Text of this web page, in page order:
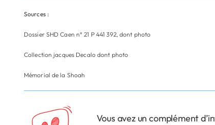
Sources :
Dossier SHD Caen n° 21 P 441 392, dont photo
Collection jacques Decalo dont photo
Mémorial de la Shoah
Vous avez un complément